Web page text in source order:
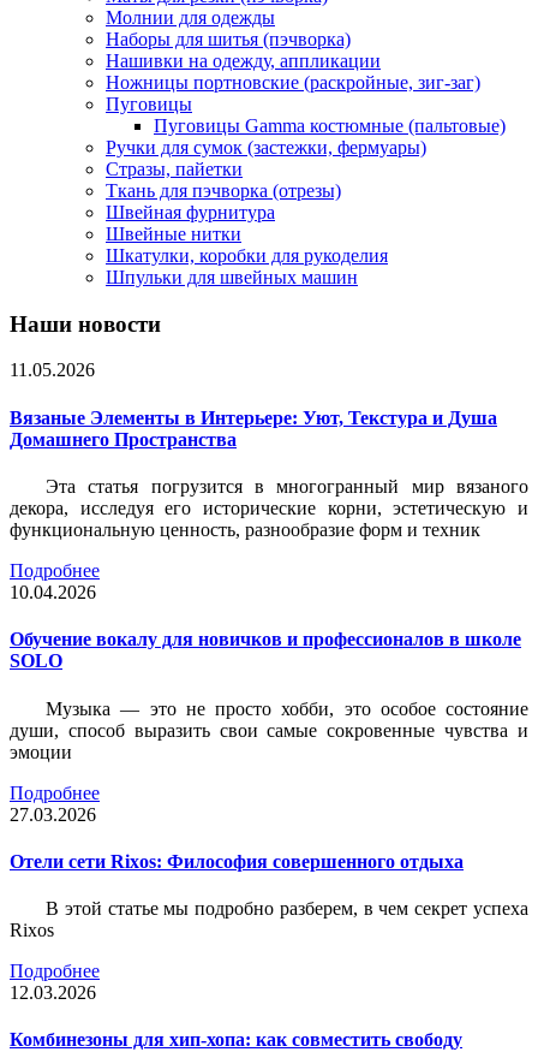
Молнии для одежды
Наборы для шитья (пэчворка)
Нашивки на одежду, аппликации
Ножницы портновские (раскройные, зиг-заг)
Пуговицы
Пуговицы Gamma костюмные (пальтовые)
Ручки для сумок (застежки, фермуары)
Стразы, пайетки
Ткань для пэчворка (отрезы)
Швейная фурнитура
Швейные нитки
Шкатулки, коробки для рукоделия
Шпульки для швейных машин
Наши новости
11.05.2026
Вязаные Элементы в Интерьере: Уют, Текстура и Душа
Домашнего Пространства
Эта статья погрузится в многогранный мир вязаного
декора, исследуя его исторические корни, эстетическую и
функциональную ценность, разнообразие форм и техник
Подробнее
10.04.2026
Обучение вокалу для новичков и профессионалов в школе
SOLO
Музыка — это не просто хобби, это особое состояние
души, способ выразить свои самые сокровенные чувства и
эмоции
Подробнее
27.03.2026
Отели сети Rixos: Философия совершенного отдыха
В этой статье мы подробно разберем, в чем секрет успеха
Rixos
Подробнее
12.03.2026
Комбинезоны для хип-хопа: как совместить свободу